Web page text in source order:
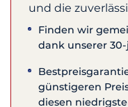
und die
Finden wir
dank unserer
günstigeren
diesen